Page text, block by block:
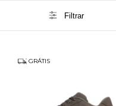
Filtrar
GRÁTIS